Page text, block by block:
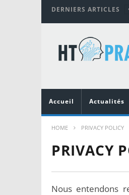
DERNIERS ARTICLES
Accueil
Actualités
HOME PRIVACY POLICY
PRIVACY
Nous entendons